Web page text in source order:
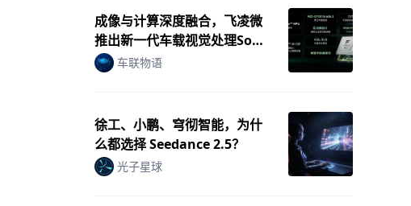
成像与计算深度融合，飞凌微
推出新一代车载视觉处理SoC
M2 车联物语
徐工、小鹏、穹彻智能，为什
么都选择 Seedance 2.5？
光子星球